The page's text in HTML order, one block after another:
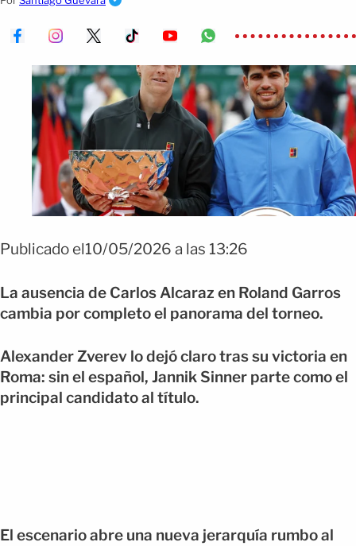
Publicado el10/05/2026 a las 13:26
La ausencia de Carlos Alcaraz en Roland Garros
cambia por completo el panorama del torneo.
Alexander Zverev lo dejó claro tras su victoria en
Roma: sin el español, Jannik Sinner parte como el
principal candidato al título.
El escenario abre una nueva jerarquía rumbo al